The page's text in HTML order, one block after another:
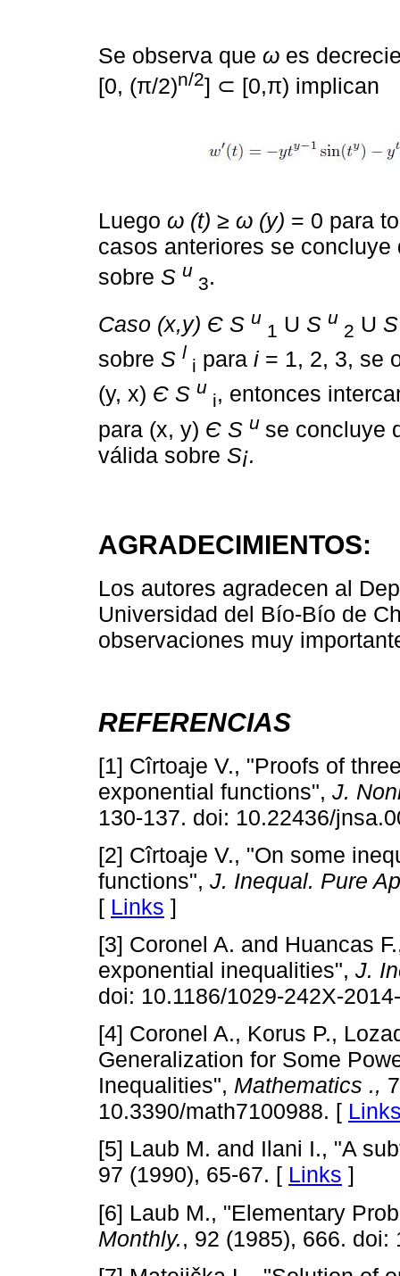
Se observa que ω es
[0, (π/2)n/2] ⊂ [0,π) implican
Luego ω (t) ≥ ω (y) = 0 para
casos anteriores se
sobre S u
3.
Caso (x,y) Є S u
1 U S u
2 U S
sobre S l
i para i = 1, 2, 3, se
(y, x) Є S u
i, entonces
para (x, y) Є S u se concluye
válida sobre S¡.
AGRADECIMIENTOS:
Los autores agradecen al
Universidad del Bío-Bío de
observaciones muy
REFERENCIAS
[1] Cîrtoaje V., "Proofs of
exponential functions", J.
130-137. doi: 10.22436/
[2] Cîrtoaje V., "On some
functions", J. Inequal. Pure
[ Links ]
[3] Coronel A. and Huancas
exponential inequalities", J.
doi: 10.1186/1029-242X-
[4] Coronel A., Korus P.,
Generalization for Some
Inequalities", Mathematics .,
10.3390/math7100988. [
[5] Laub M. and Ilani I., "A
97 (1990), 65-67. [ Links ]
[6] Laub M., "Elementary
Monthly., 92 (1985), 666.